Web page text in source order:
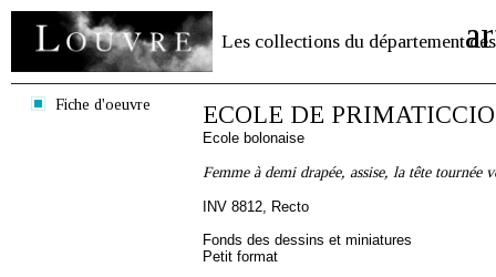
Les collections du département des
Fiche d'oeuvre ECOLE DE
Ecole bolonaise
Femme à demi drapée, assise, la tête tournée
INV 8812, Recto
Fonds des dessins et miniatures
Petit format